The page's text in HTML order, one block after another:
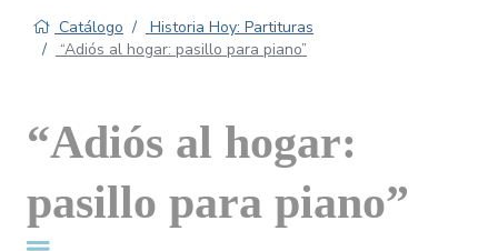
Catálogo
Historia Hoy: Partituras
“Adiós al hogar: pasillo para piano”
“Adiós al hogar:
pasillo para piano”